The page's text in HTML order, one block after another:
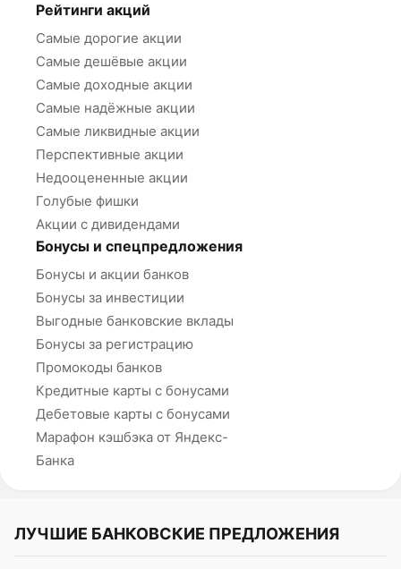
Рейтинги акций
Самые дорогие акции
Самые дешёвые акции
Самые доходные акции
Самые надёжные акции
Самые ликвидные акции
Перспективные акции
Недооцененные акции
Голубые фишки
Акции с дивидендами
Бонусы и спецпредложения
Бонусы и акции банков
Бонусы за инвестиции
Выгодные банковские вклады
Бонусы за регистрацию
Промокоды банков
Кредитные карты с бонусами
Дебетовые карты с бонусами
Марафон кэшбэка от Яндекс-
Банка
ЛУЧШИЕ БАНКОВСКИЕ ПРЕДЛОЖЕНИЯ